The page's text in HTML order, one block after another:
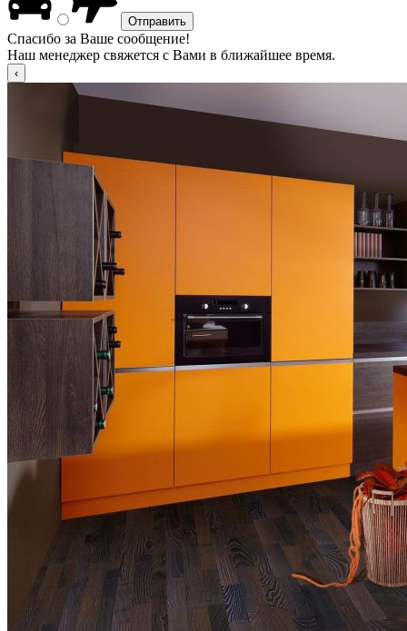
Спасибо за Ваше сообщение!
Наш менеджер свяжется с Вами в ближайшее время.